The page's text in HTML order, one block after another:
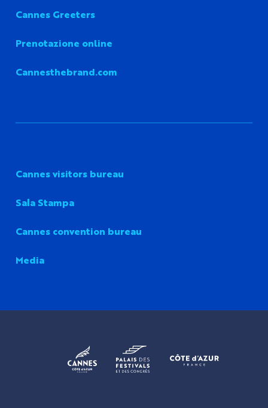
Cannes Greeters
Prenotazione online
Cannesthebrand.com
Cannes visitors bureau
Sala Stampa
Cannes convention bureau
Media